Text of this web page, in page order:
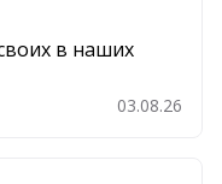
в наших
03.08.26